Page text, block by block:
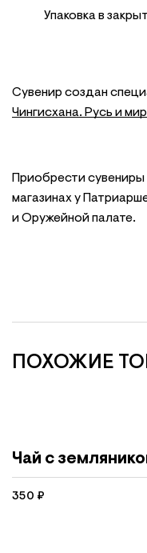
Упаковка в
Сувенир создан
Чингисхана. Русь и
Приобрести сувениры
магазинах у
и Оружейной палате.
ПОХОЖИЕ
Чай с
350 ₽